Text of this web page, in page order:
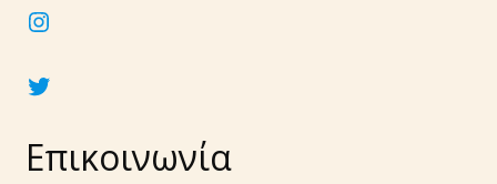
instagram
twitter
Επικοινωνία